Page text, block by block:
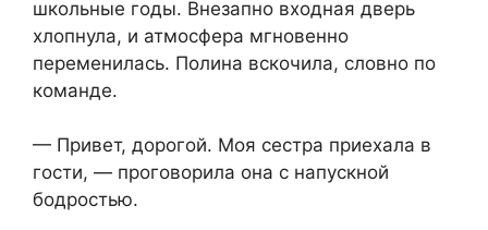
школьные годы. Внезапно входная дверь
хлопнула, и атмосфера мгновенно
переменилась. Полина вскочила, словно по
команде.
— Привет, дорогой. Моя сестра приехала в
гости, — проговорила она с напускной
бодростью.